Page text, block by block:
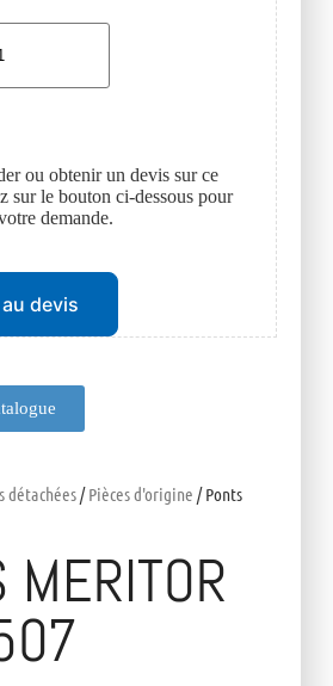
détachées/Pièces d'origine / Ponts
MERITOR
ou obtenir un devis sur ce
sur le bouton ci-dessous pour
demande.
devis